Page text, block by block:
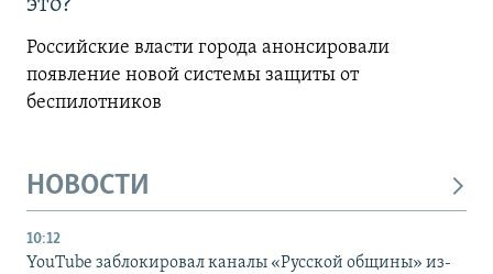
это?
Российские власти города анонсировали
появление новой системы защиты от
беспилотников
НОВОСТИ
10:12
YouTube заблокировал каналы «Русской общины» из-